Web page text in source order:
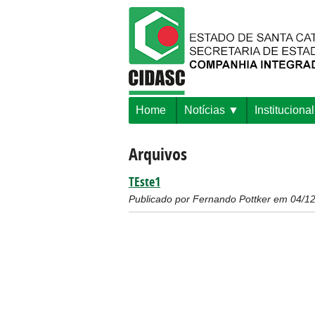
Home Notícias Institucional
Arquivos
TEste1
Publicado por Fernando Pottker em 04/